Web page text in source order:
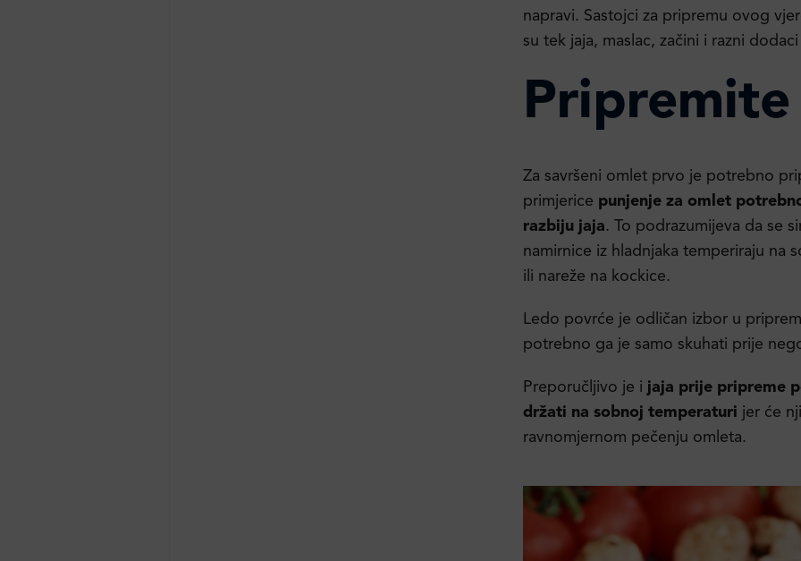
napravi. Sastojci za pripremu ovog
su tek jaja, maslac, začini i razni
Za savršeni omlet prvo je potrebno
primjerice punjenje za omlet
razbiju jaja. To podrazumijeva da se
namirnice iz hladnjaka temperiraju na
ili nareže na kockice.
Ledo povrće je odličan izbor u
potrebno ga je samo skuhati prije
Preporučljivo je i jaja prije pripreme
držati na sobnoj temperaturi jer će
ravnomjernom pečenju omleta.